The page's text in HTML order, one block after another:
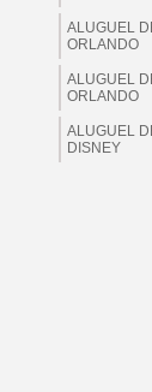
ALUGUEL
ORLANDO
ALUGUEL
ORLANDO
ALUGUEL
DISNEY